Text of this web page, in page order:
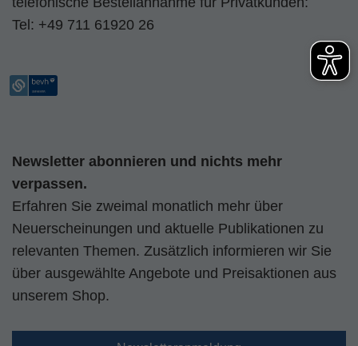
Tel: +49 711 61920 26
Newsletter abonnieren und nichts mehr
verpassen.
Erfahren Sie zweimal monatlich mehr über
Neuerscheinungen und aktuelle Publikationen zu
relevanten Themen. Zusätzlich informieren wir Sie
über ausgewählte Angebote und Preisaktionen aus
unserem Shop.